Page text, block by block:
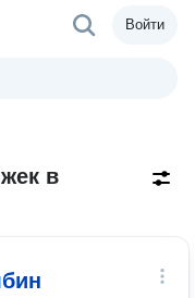
Войти
в